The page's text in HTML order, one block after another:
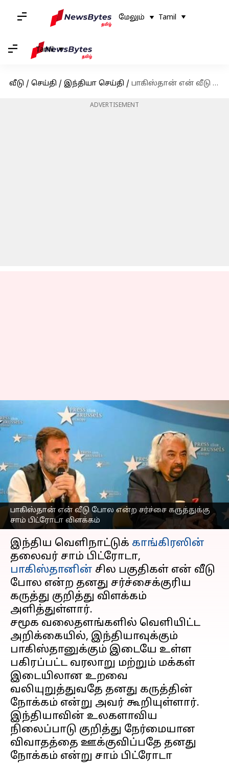
மேலும் Tamil
Tamil
வீடு / செய்தி / இந்தியா செய்தி / பாகிஸ்தான் என் வீடு போல என்ற சர்ச்சை கருத்துக்கு காங்கிரஸ் தலைவர் சாம் பிட்ரோடா விளக்கம்
ADVERTISEMENT
பாகிஸ்தான் என் வீடு போல என்ற சர்ச்சை கருத்துக்கு
சாம் பிட்ரோடா விளக்கம்
பாகிஸ்தான் என் வீடு
போல என்ற சர்ச்சை
கருத்துக்கு காங்கிரஸ்
தலைவர் சாம் பிட்ரோடா
விளக்கம்
எழுதியவர் Sekar Chinnappan Sep 20, 2025 10:11 am
செய்தி முன்னோட்டம்
இந்திய வெளிநாட்டுக் காங்கிரஸின்
தலைவர் சாம் பிட்ரோடா,
பாகிஸ்தானின் சில பகுதிகள் என் வீடு
போல என்ற தனது சர்ச்சைக்குரிய
கருத்து குறித்து விளக்கம்
அளித்துள்ளார்.
சமூக வலைதளங்களில் வெளியிட்ட
அறிக்கையில், இந்தியாவுக்கும்
பாகிஸ்தானுக்கும் இடையே உள்ள
பகிரப்பட்ட வரலாறு மற்றும் மக்கள்
இடையிலான உறவை
வலியுறுத்துவதே தனது கருத்தின்
நோக்கம் என்று அவர் கூறியுள்ளார்.
இந்தியாவின் உலகளாவிய
நிலைப்பாடு குறித்து நேர்மையான
விவாதத்தை ஊக்குவிப்பதே தனது
நோக்கம் என்று சாம் பிட்ரோடா